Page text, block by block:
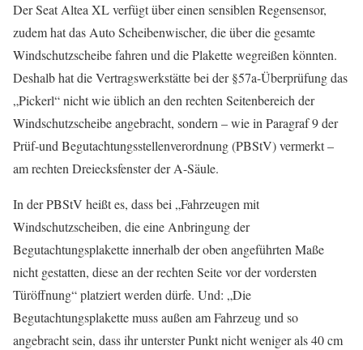
Der Seat Altea XL verfügt über einen sensiblen Regensensor,
zudem hat das Auto Scheibenwischer, die über die gesamte
Windschutzscheibe fahren und die Plakette wegreißen könnten.
Deshalb hat die Vertragswerkstätte bei der §57a-Überprüfung das
„Pickerl“ nicht wie üblich an den rechten Seitenbereich der
Windschutzscheibe angebracht, sondern – wie in Paragraf 9 der
Prüf-und Begutachtungsstellenverordnung (PBStV) vermerkt –
am rechten Dreiecksfenster der A-Säule.
In der PBStV heißt es, dass bei „Fahrzeugen mit
Windschutzscheiben, die eine Anbringung der
Begutachtungsplakette innerhalb der oben angeführten Maße
nicht gestatten, diese an der rechten Seite vor der vordersten
Türöffnung“ platziert werden dürfe. Und: „Die
Begutachtungsplakette muss außen am Fahrzeug und so
angebracht sein, dass ihr unterster Punkt nicht weniger als 40 cm